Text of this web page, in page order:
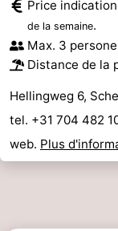
Price
de la semaine.
Max. 3
Distance de la
Hellingweg 6,
tel. +31 704 482
web. Plus